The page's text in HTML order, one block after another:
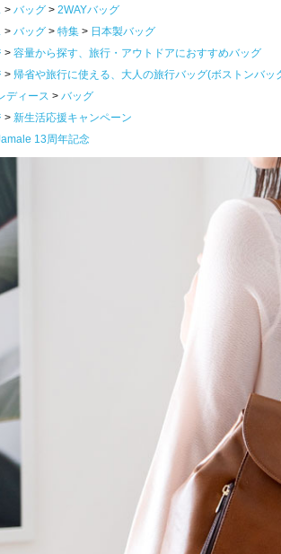
バッグ
2WAYバッグ
バッグ 特集
日本製バッグ
容量から探す、旅行・アウトドアにおすすめバッグ
帰省や旅行に使える、大人の旅行バッグ(ボストンバッ
ディース
バッグ
新生活応援キャンペーン
13周年記念